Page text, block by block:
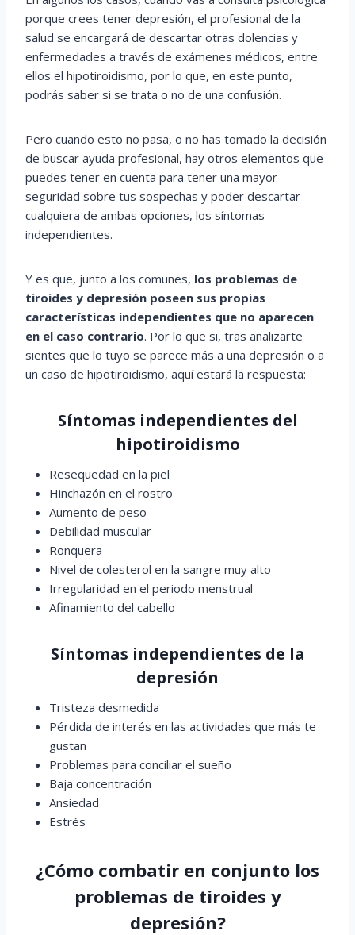
porque crees tener depresión, el profesional de la
salud se encargará de descartar otras dolencias y
enfermedades a través de exámenes médicos, entre
ellos el hipotiroidismo, por lo que, en este punto,
podrás saber si se trata o no de una confusión.
Pero cuando esto no pasa, o no has tomado la decisión
de buscar ayuda profesional, hay otros elementos que
puedes tener en cuenta para tener una mayor
seguridad sobre tus sospechas y poder descartar
cualquiera de ambas opciones, los síntomas
independientes.
Y es que, junto a los comunes, los problemas de
tiroides y depresión poseen sus propias
características independientes que no aparecen
en el caso contrario. Por lo que si, tras analizarte
sientes que lo tuyo se parece más a una depresión o a
un caso de hipotiroidismo, aquí estará la respuesta:
Síntomas independientes del
hipotiroidismo
Resequedad en la piel
Hinchazón en el rostro
Aumento de peso
Debilidad muscular
Ronquera
Nivel de colesterol en la sangre muy alto
Irregularidad en el periodo menstrual
Afinamiento del cabello
Síntomas independientes de la
depresión
Tristeza desmedida
Pérdida de interés en las actividades que más te
gustan
Problemas para conciliar el sueño
Baja concentración
Ansiedad
Estrés
¿Cómo combatir en conjunto los
problemas de tiroides y
depresión?